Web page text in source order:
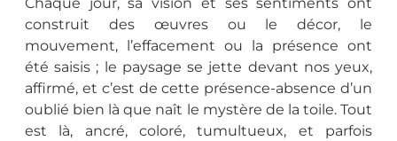
Chaque jour, sa vision et ses sentiments ont
construit des œuvres ou le décor, le
mouvement, l’effacement ou la présence ont
été saisis ; le paysage se jette devant nos yeux,
affirmé, et c’est de cette présence-absence d’un
oublié bien là que naît le mystère de la toile. Tout
est là, ancré, coloré, tumultueux, et parfois